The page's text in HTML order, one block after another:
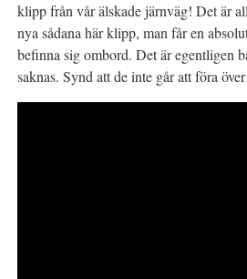
klipp från vår älskade järnväg! Det är
nya sådana här klipp, man får en
befinna sig ombord. Det är egentligen
saknas. Synd att de inte går att föra